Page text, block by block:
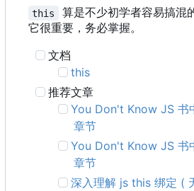
this
算是不少初学者容易搞混
它很重要，务必掌握。
文档
this
推荐文章
You Don't Know JS 书
章节
You Don't Know JS 书
章节
深入理解 js this 绑定 (